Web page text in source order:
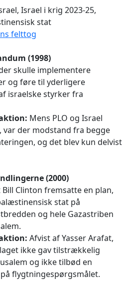
Israel i krig 2023-25,
stat
felttog
(1998)
skulle implementere
og føre til yderligere
israelske styrker fra
Mens PLO og Israel
var der modstand fra begge
og det blev kun delvist
(2000)
Clinton fremsatte en plan,
stat på
og hele Gazastriben
Afvist af Yasser Arafat,
ikke gav tilstrækkelig
og ikke tilbød en
flygtningespørgsmålet.